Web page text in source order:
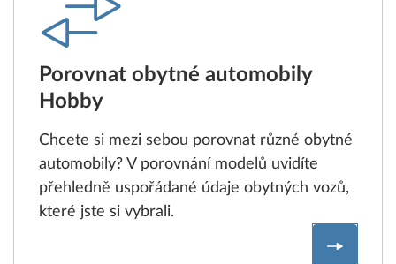
Porovnat obytné automobily
Hobby
Chcete si mezi sebou porovnat různé obytné
automobily? V porovnání modelů uvidíte
přehledně uspořádané údaje obytných vozů,
které jste si vybrali.